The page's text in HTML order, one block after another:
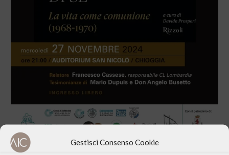
Gestisci Consenso Cookie